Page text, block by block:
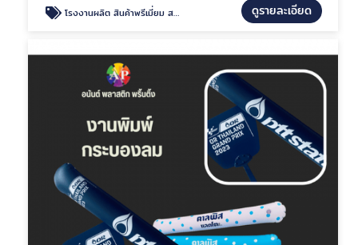
โรงงานผลิต สินค้าพรีเมี่ยม สมุทรปราการ ดูรายละเอียด